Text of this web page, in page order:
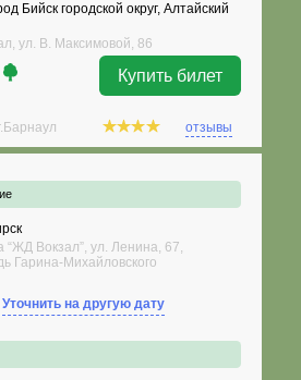
Бийск городской округ, Алтайский
ул. В. Максимовой, 86
Купить билет
отзывы
“ЖД Вокзал”, ул. Ленина, 67,
Гарина-Михайловского
Уточнить на другую дату